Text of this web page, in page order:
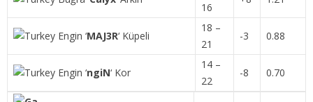
16
Engin ‘MAJ3R‘ Küpeli
18 –
21
-3 0.88
Engin ‘ngiN‘ Kor
14 –
22
-8 0.70